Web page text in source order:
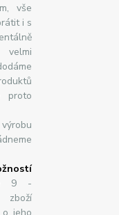
vše
i s
proto
9 -